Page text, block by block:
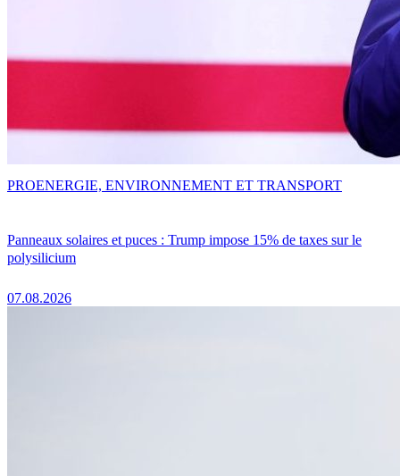
Panneaux solaires et puces : Trump impose 15% de taxes sur le
polysilicium
07.08.2026
PROENERGIE, ENVIRONNEMENT ET TRANSPORT